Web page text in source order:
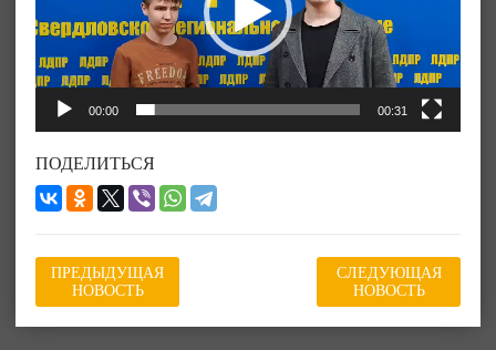
00:00 00:31
ПОДЕЛИТЬСЯ
ПРЕДЫДУЩАЯ
НОВОСТЬ
СЛЕДУЮЩАЯ
НОВОСТЬ